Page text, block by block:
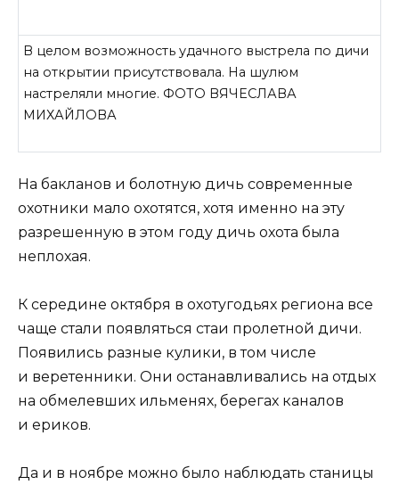
В целом возможность удачного выстрела по дичи
на открытии присутствовала. На шулюм
настреляли многие. ФОТО ВЯЧЕСЛАВА
МИХАЙЛОВА
На бакланов и болотную дичь современные
охотники мало охотятся, хотя именно на эту
разрешенную в этом году дичь охота была
неплохая.
К середине октября в охотугодьях региона все
чаще стали появляться стаи пролетной дичи.
Появились разные кулики, в том числе
и веретенники. Они останавливались на отдых
на обмелевших ильменях, берегах каналов
и ериков.
Да и в ноябре можно было наблюдать станицы